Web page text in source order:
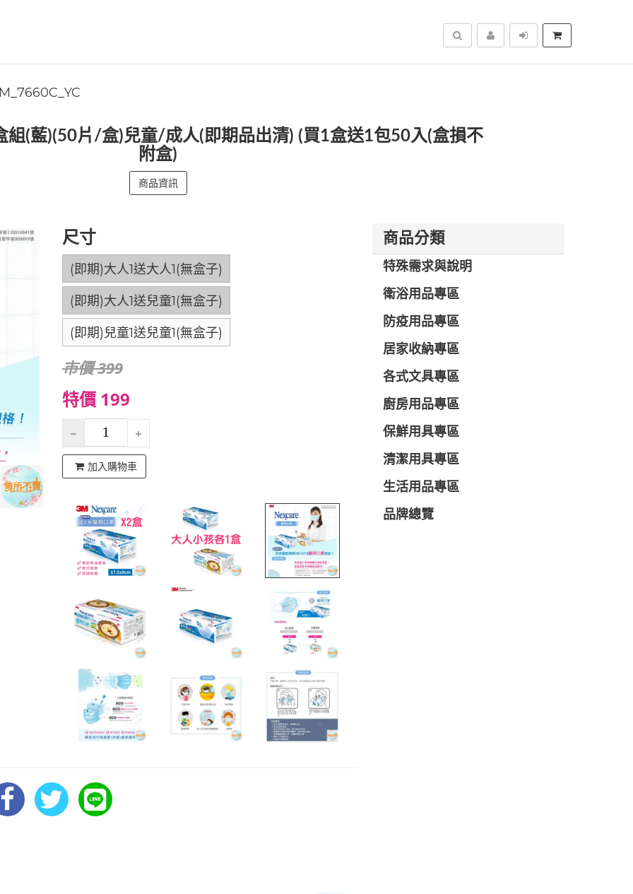
搜尋
(藍)(50片/盒)兒童/成人(即期品出清) (買1盒送1包50入(盒損不
附盒)
商品資訊
尺寸
(即期)大人1送大人1(無盒子)
(即期)大人1送兒童1(無盒子)
(即期)兒童1送兒童1(無盒子)
市價 399
特價 199
加入購物車
商品分類
特殊需求與說明
衛浴用品專區
防疫用品專區
居家收納專區
各式文具專區
廚房用品專區
保鮮用具專區
清潔用具專區
生活用品專區
品牌總覽